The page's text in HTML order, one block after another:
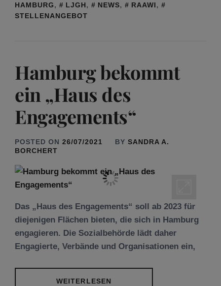
HAMBURG, LJGH, NEWS, RAAWI,
STELLENANGEBOT
Hamburg bekommt
ein „Haus des
Engagements“
POSTED ON 26/07/2021 BY SANDRA A.
BORCHERT
Das „Haus des Engagements“ soll ab 2023 für
diejenigen Flächen bieten, die sich in Hamburg
engagieren. Die Sozialbehörde lädt daher
Engagierte, Verbände und Organisationen ein,
WEITERLESEN